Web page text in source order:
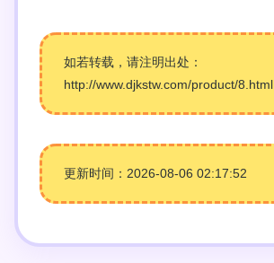
如若转载，请注明出处：
http://www.djkstw.com/product/8.html
更新时间：2026-08-06 02:17:52